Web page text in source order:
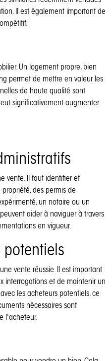
Il est également important de
Un logement propre, bien
permet de mettre en valeur les
de haute qualité sont
significativement augmenter
vente. Il faut identifier et
des permis de
un notaire ou un
aider à naviguer à travers
en vigueur.
vente réussie. Il est important
interrogations et de maintenir un
les acheteurs potentiels, ce
nécessaires sont
l'acheteur.